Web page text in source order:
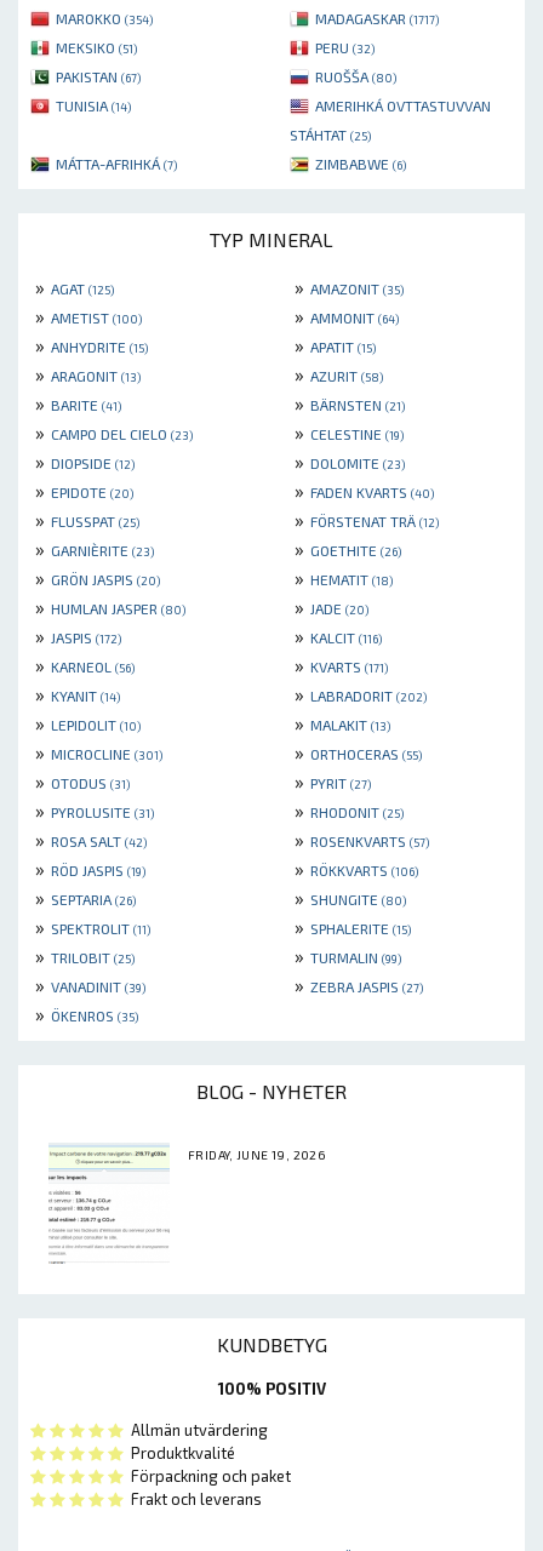
MAROKKO (354) MADAGASKAR (1717)
MEKSIKO (51) PERU (32)
PAKISTAN (67) RUOŠŠA (80)
TUNISIA (14)
AMERIHKÁ OVTTASTUVVAN
STÁHTAT (25)
MÁTTA-AFRIHKÁ (7) ZIMBABWE (6)
TYP MINERAL
» AGAT (125) » AMAZONIT (35)
» AMETIST (100) » AMMONIT (64)
» ANHYDRITE (15) » APATIT (15)
» ARAGONIT (13) » AZURIT (58)
» BARITE (41) » BÄRNSTEN (21)
» CAMPO DEL CIELO (23) » CELESTINE (19)
» DIOPSIDE (12) » DOLOMITE (23)
» EPIDOTE (20) » FADEN KVARTS (40)
» FLUSSPAT (25) » FÖRSTENAT TRÄ (12)
» GARNIÈRITE (23) » GOETHITE (26)
» GRÖN JASPIS (20) » HEMATIT (18)
» HUMLAN JASPER (80) » JADE (20)
» JASPIS (172) » KALCIT (116)
» KARNEOL (56) » KVARTS (171)
» KYANIT (14) » LABRADORIT (202)
» LEPIDOLIT (10) » MALAKIT (13)
» MICROCLINE (301) » ORTHOCERAS (55)
» OTODUS (31) » PYRIT (27)
» PYROLUSITE (31) » RHODONIT (25)
» ROSA SALT (42) » ROSENKVARTS (57)
» RÖD JASPIS (19) » RÖKKVARTS (106)
» SEPTARIA (26) » SHUNGITE (80)
» SPEKTROLIT (11) » SPHALERITE (15)
» TRILOBIT (25) » TURMALIN (99)
» VANADINIT (39) » ZEBRA JASPIS (27)
» ÖKENROS (35)
BLOG - NYHETER
FRIDAY, JUNE 19, 2026
KUNDBETYG
100% POSITIV
Allmän utvärdering
Produktkvalité
Förpackning och paket
Frakt och leverans